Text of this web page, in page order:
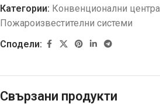
Категории: Конвенционални
Пожароизвестителни системи
Сподели:
Свързани продукти